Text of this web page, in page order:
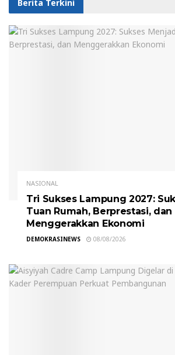
Berita Terkini
NASIONAL
Tri Sukses Lampung 2027:
Tuan Rumah, Berprestasi, dan
Menggerakkan Ekonomi
DEMOKRASINEWS 08/08/2026